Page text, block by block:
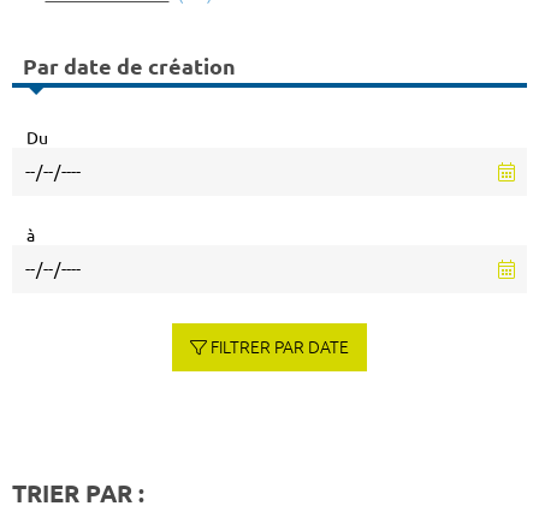
Par date de création
Du
à
FILTRER PAR DATE
TRIER PAR :